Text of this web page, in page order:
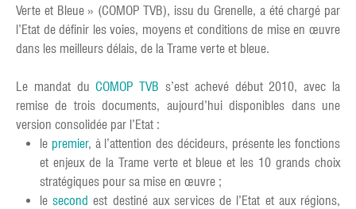
Verte et Bleue » (COMOP TVB), issu du Grenelle, a été chargé par
l’Etat de définir les voies, moyens et conditions de mise en œuvre
dans les meilleurs délais, de la Trame verte et bleue.
Le mandat duCOMOP TVB s’est achevé début 2010, avec la
remise de trois documents, aujourd’hui disponibles dans une
version consolidée par l’Etat :
le premier, à l’attention des décideurs, présente les fonctions
et enjeux de la Trame verte et bleue et les 10 grands choix
stratégiques pour sa mise en œuvre ;
lesecond est destiné aux services de l’Etat et aux régions,